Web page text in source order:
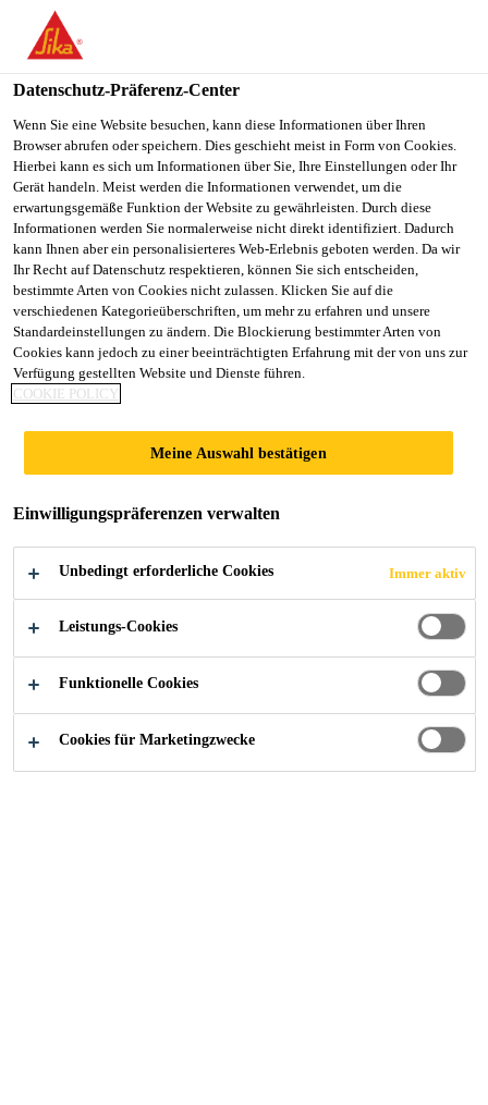
You are accessing "Sika Österreich", it seems you are accessing it
from "Vereinigte Staaten". We have a dedicated website for your
country.
TO
SIKA
USA
STAY ON THE SIKA
ÖSTERREICH WEBSITE
SELECT A
COUNTRY
Sika Österreich
FARBBESCHICHTU
NG
Alle Anwendungsbereiche Bau Farbbeschichtung
Produkte und Systeme
Datenschutz-Präferenz-Center
Wenn Sie eine Website besuchen, kann diese Informationen über Ihren
Browser abrufen oder speichern. Dies geschieht meist in Form von Cookies.
Hierbei kann es sich um Informationen über Sie, Ihre Einstellungen oder Ihr
Gerät handeln. Meist werden die Informationen verwendet, um die
erwartungsgemäße Funktion der Website zu gewährleisten. Durch diese
Informationen werden Sie normalerweise nicht direkt identifiziert. Dadurch
kann Ihnen aber ein personalisierteres Web-Erlebnis geboten werden. Da wir
Ihr Recht auf Datenschutz respektieren, können Sie sich entscheiden,
bestimmte Arten von Cookies nicht zulassen. Klicken Sie auf die
verschiedenen Kategorieüberschriften, um mehr zu erfahren und unsere
Standardeinstellungen zu ändern. Die Blockierung bestimmter Arten von
Cookies kann jedoch zu einer beeinträchtigten Erfahrung mit der von uns zur
Verfügung gestellten Website und Dienste führen.
COOKIE POLICY
Meine Auswahl bestätigen
Einwilligungspräferenzen verwalten
Unbedingt erforderliche Cookies Immer aktiv
Leistungs-Cookies
Funktionelle Cookies
Cookies für Marketingzwecke